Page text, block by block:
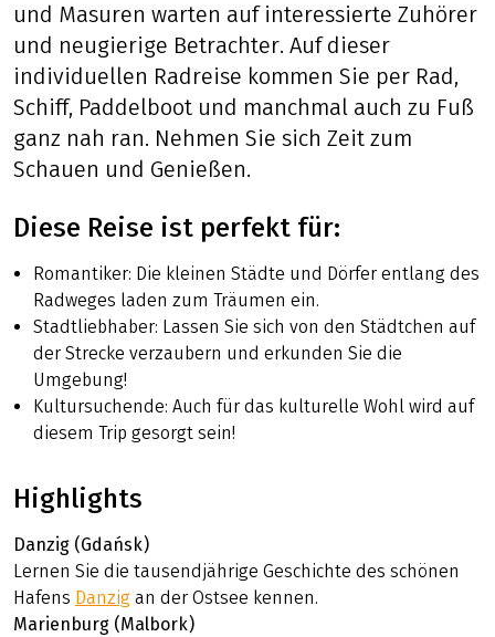
und Masuren warten auf interessierte Zuhörer
und neugierige Betrachter. Auf dieser
individuellen Radreise kommen Sie per Rad,
Schiff, Paddelboot und manchmal auch zu Fuß
ganz nah ran. Nehmen Sie sich Zeit zum
Schauen und Genießen.
Diese Reise ist perfekt für:
Romantiker: Die kleinen Städte und Dörfer entlang des
Radweges laden zum Träumen ein.
Stadtliebhaber: Lassen Sie sich von den Städtchen auf
der Strecke verzaubern und erkunden Sie die
Umgebung!
Kultursuchende: Auch für das kulturelle Wohl wird auf
diesem Trip gesorgt sein!
Highlights
Danzig (Gdańsk)
Lernen Sie die tausendjährige Geschichte des schönen
Hafens Danzig an der Ostsee kennen.
Marienburg (Malbork)